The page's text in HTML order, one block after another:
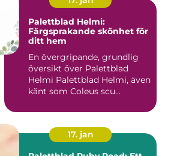
Palettblad Helmi:
Färgsprakande skönhet för
ditt hem
En övergripande, grundlig
översikt över Palettblad
Helmi Palettblad Helmi, även
känt som Coleus scu...
17. jan